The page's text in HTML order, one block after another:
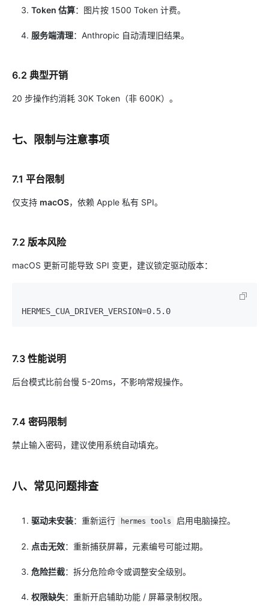
Token 估算：图片按 1500 Token 计费。
服务端清理：Anthropic 自动清理旧结果。
6.2 典型开销
20 步操作约消耗 30K Token（非 600K）。
七、限制与注意事项
7.1 平台限制
仅支持 macOS，依赖 Apple 私有 SPI。
7.2 版本风险
macOS 更新可能导致 SPI 变更，建议锁定驱动版本：
7.3 性能说明
后台模式比前台慢 5-20ms，不影响常规操作。
7.4 密码限制
禁止输入密码，建议使用系统自动填充。
八、常见问题排查
驱动未安装：重新运行 hermes tools 启用电脑操控。
点击无效：重新捕获屏幕，元素编号可能过期。
危险拦截：拆分危险命令或调整安全级别。
权限缺失：重新开启辅助功能 / 屏幕录制权限。